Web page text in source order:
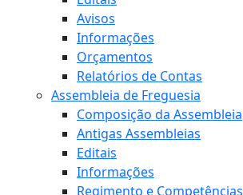
Avisos
Informações
Orçamentos
Relatórios de Contas
Assembleia de Freguesia
Composição da Assembleia
Antigas Assembleias
Editais
Informações
Regimento e Competências